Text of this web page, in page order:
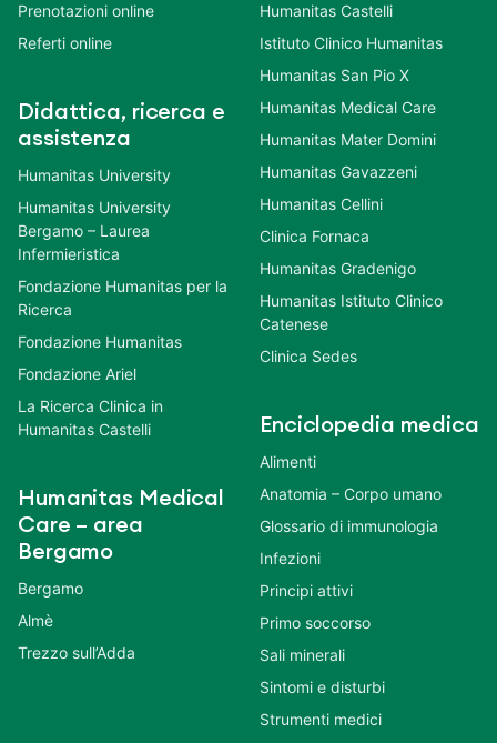
Prenotazioni online
Referti online
Didattica, ricerca e
assistenza
Humanitas University
Humanitas University
Bergamo – Laurea
Infermieristica
Fondazione Humanitas per la
Ricerca
Fondazione Humanitas
Fondazione Ariel
La Ricerca Clinica in
Humanitas Castelli
Humanitas Medical
Care – area
Bergamo
Bergamo
Almè
Trezzo sull’Adda
Humanitas Castelli
Istituto Clinico Humanitas
Humanitas San Pio X
Humanitas Medical Care
Humanitas Mater Domini
Humanitas Gavazzeni
Humanitas Cellini
Clinica Fornaca
Humanitas Gradenigo
Humanitas Istituto Clinico
Catenese
Clinica Sedes
Enciclopedia medica
Alimenti
Anatomia – Corpo umano
Glossario di immunologia
Infezioni
Principi attivi
Primo soccorso
Sali minerali
Sintomi e disturbi
Strumenti medici